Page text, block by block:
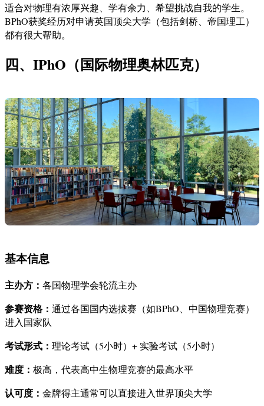
适合对物理有浓厚兴趣、学有余力、希望挑战自我的学生。
BPhO获奖经历对申请英国顶尖大学（包括剑桥、帝国理工）
都有很大帮助。
四、IPhO（国际物理奥林匹克）
基本信息
主办方： 各国物理学会轮流主办
参赛资格： 通过各国国内选拔赛（如BPhO、中国物理竞赛）
进入国家队
考试形式： 理论考试（5小时）+ 实验考试（5小时）
难度： 极高，代表高中生物理竞赛的最高水平
认可度： 金牌得主通常可以直接进入世界顶尖大学